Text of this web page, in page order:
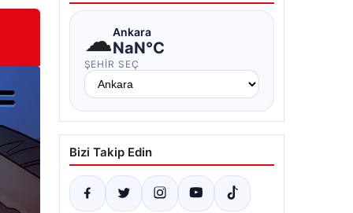
☁Ankara
NaN°C
ŞEHIR SEÇ
Bizi Takip Edin